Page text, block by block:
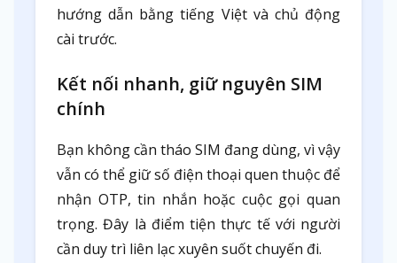
hướng dẫn bằng tiếng Việt và chủ động
cài trước.
Kết nối nhanh, giữ nguyên SIM
chính
Bạn không cần tháo SIM đang dùng, vì vậy
vẫn có thể giữ số điện thoại quen thuộc để
nhận OTP, tin nhắn hoặc cuộc gọi quan
trọng. Đây là điểm tiện thực tế với người
cần duy trì liên lạc xuyên suốt chuyến đi.